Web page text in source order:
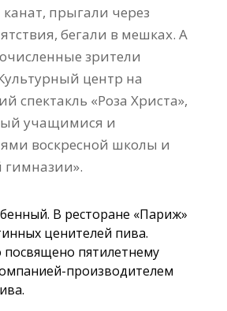
прыгали через
бегали в мешках. А
зрители
центр на
спектакль «Роза Христа»,
учащимися и
воскресной школы и
гимназии».
В ресторане «Париж»
ценителей пива.
пятилетнему
производителем